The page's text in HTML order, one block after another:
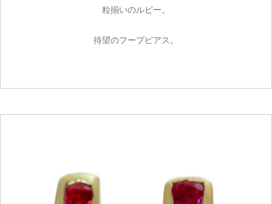
粒揃いのルビー。
待望のフープピアス。